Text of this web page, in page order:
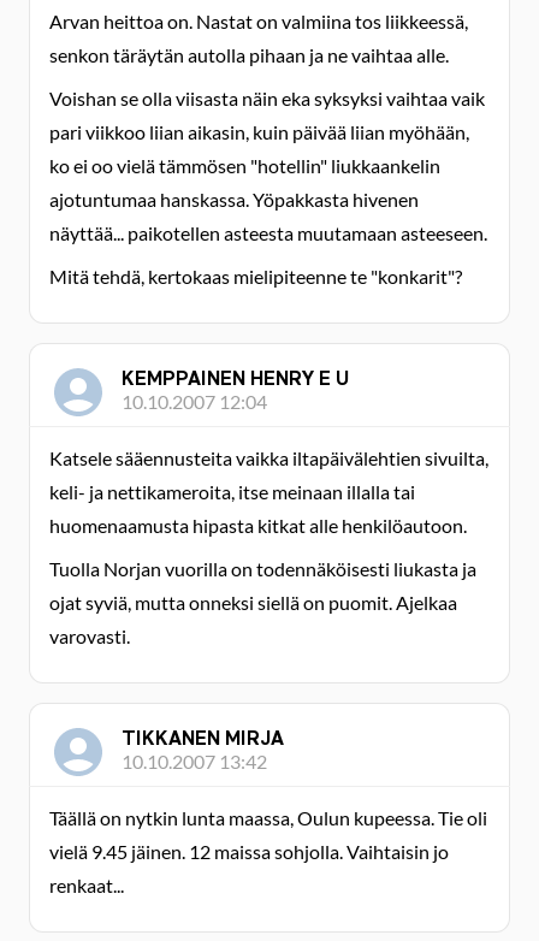
Arvan heittoa on. Nastat on valmiina tos liikkeessä,
senkon täräytän autolla pihaan ja ne vaihtaa alle.
Voishan se olla viisasta näin eka syksyksi vaihtaa vaik
pari viikkoo liian aikasin, kuin päivää liian myöhään,
ko ei oo vielä tämmösen "hotellin" liukkaankelin
ajotuntumaa hanskassa. Yöpakkasta hivenen
näyttää... paikotellen asteesta muutamaan asteeseen.
Mitä tehdä, kertokaas mielipiteenne te "konkarit"?
KEMPPAINEN HENRY E U
10.10.2007 12:04
Katsele sääennusteita vaikka iltapäivälehtien sivuilta,
keli- ja nettikameroita, itse meinaan illalla tai
huomenaamusta hipasta kitkat alle henkilöautoon.
Tuolla Norjan vuorilla on todennäköisesti liukasta ja
ojat syviä, mutta onneksi siellä on puomit. Ajelkaa
varovasti.
TIKKANEN MIRJA
10.10.2007 13:42
Täällä on nytkin lunta maassa, Oulun kupeessa. Tie oli
vielä 9.45 jäinen. 12 maissa sohjolla. Vaihtaisin jo
renkaat...